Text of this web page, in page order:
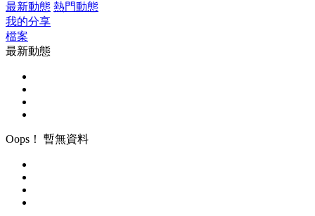
最新動態 熱門動態
我的分享
檔案
最新動態
Oops！ 暫無資料